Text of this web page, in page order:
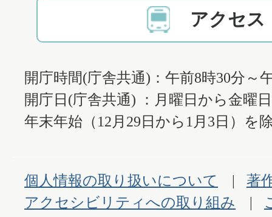
アクセス
開庁時間(庁舎共通)：午前8時30分～
開庁日(庁舎共通) ：月曜日から金曜
年末年始（12月29日から1月3日）を
個人情報の取り扱いについて
著
アクセシビリティへの取り組み